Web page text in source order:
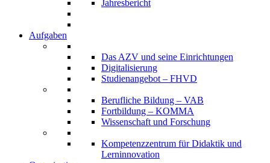
Jahresbericht
Aufgaben
Das AZV und seine Einrichtungen
Digitalisierung
Studienangebot – FHVD
Berufliche Bildung – VAB
Fortbildung – KOMMA
Wissenschaft und Forschung
Kompetenzzentrum für Didaktik und
Lerninnovation